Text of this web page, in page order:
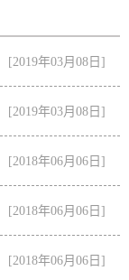
[2019年03月08日]
[2019年03月08日]
[2018年06月06日]
[2018年06月06日]
[2018年06月06日]